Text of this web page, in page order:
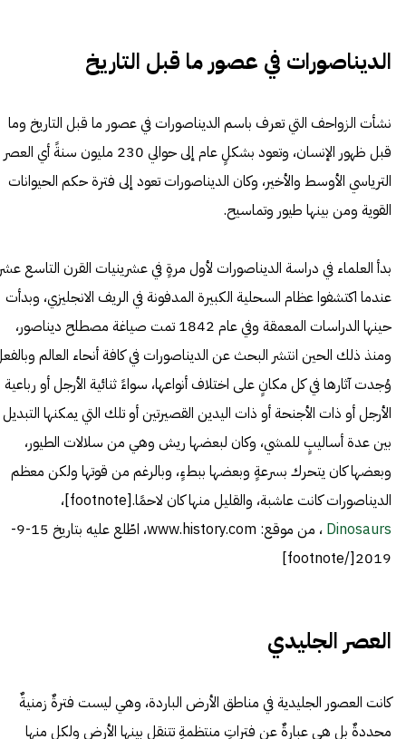
الديناصورات في عصور ما قبل التاريخ
نشأت الزواحف التي تعرف باسم الديناصورات في عصور ما قبل التاريخ وما
قبل ظهور الإنسان، وتعود بشكلٍ عام إلى حوالي 230 مليون سنةً أي العصر
الترياسي الأوسط والأخير، وكان الديناصورات تعود إلى فترة حكم الحيوانات
القوية ومن بينها طيور وتماسيح.
بدأ العلماء في دراسة الديناصورات لأول مرةٍ في عشرينيات القرن التاسع
عندما اكتشفوا عظام السحلية الكبيرة المدفونة في الريف الانجليزي، وبدأت
حينها الدراسات المعمقة وفي عام 1842 تمت صياغة مصطلح ديناصور،
ومنذ ذلك الحين انتشر البحث عن الديناصورات في كافة أنحاء العالم
وُجدت آثارها في كل مكانٍ على اختلاف أنواعها، سواءً ثنائية الأرجل أو رباعية
الأرجل أو ذات الأجنحة أو ذات اليدين القصيرتين أو تلك التي يمكنها التبديل
بين عدة أساليبٍ للمشي، وكان لبعضها ريش وهي من سلالات الطيور،
وبعضها كان يتحرك بسرعةٍ وبعضها ببطءٍ، وبالرغم من قوتها ولكن معظم
الديناصورات كانت عاشبة، والقليل منها كان لاحمًا.[footnote]،
Dinosaurs
، من موقع: www.history.com، اطّلع عليه بتاريخ 15-9-
2019[/footnote]
العصر الجليدي
كانت العصور الجليدية في مناطق الأرض الباردة، وهي ليست فترةٌ زمنيةٌ
محددةٌ بل هي عبارةٌ عن فتراتٍ منتظمةٍ تتنقل بينها الأرض ولكل منها